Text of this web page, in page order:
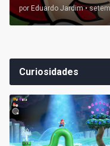
por Eduardo Jardim •
Curiosidades